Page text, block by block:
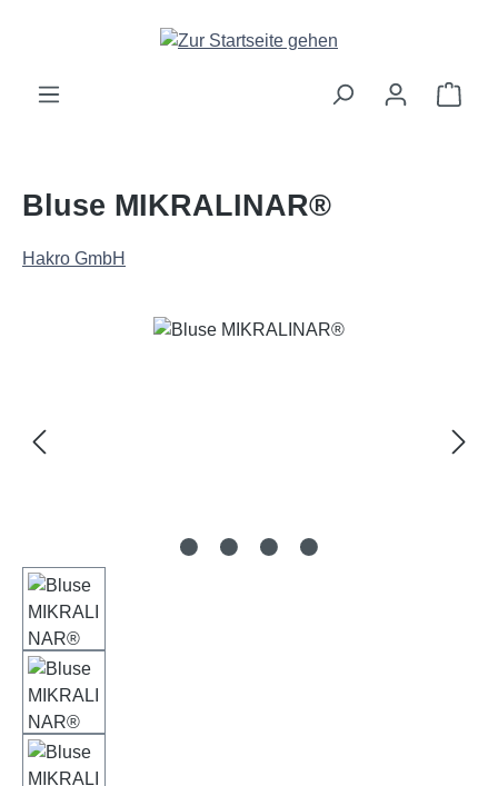
Zum Hauptinhalt springen
Bluse MIKRALINAR®
Hakro GmbH
Bildergalerie überspringen